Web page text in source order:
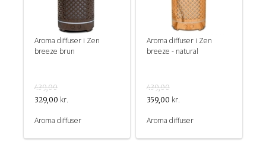
Aroma diffuser i Zen
breeze brun
439,00
329,00 kr.
Aroma diffuser
Aroma diffuser i Zen
breeze - natural
439,00
359,00 kr.
Aroma diffuser